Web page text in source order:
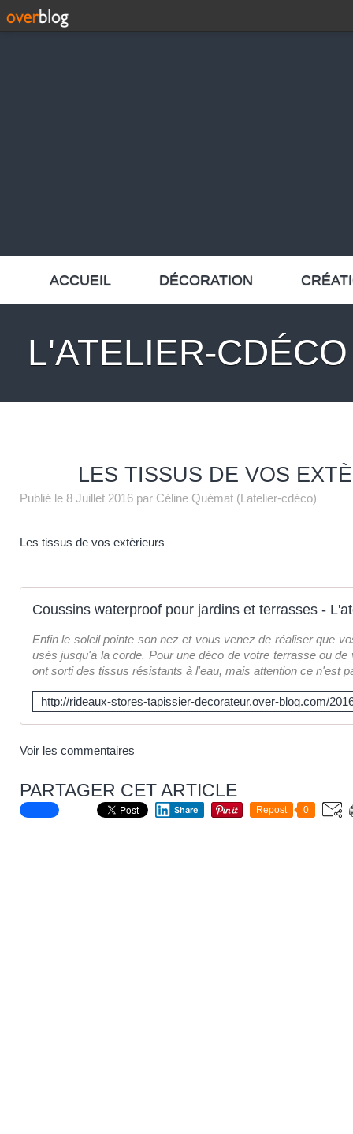
ACCUEIL DÉCORATION
L'ATELIER-CDÉCO
LES TISSUS DE VOS
Publié le 8 Juillet 2016 par Céline Quémat (Latelier-cdéco)
Les tissus de vos extèrieurs
Coussins waterproof pour jardins et terrasses -
Enfin le soleil pointe son nez et vous venez de réaliser que
usés jusqu'à la corde. Pour une déco de votre terrasse ou
ont sorti des tissus résistants à l'eau, mais attention ce n'est
Voir les commentaires
PARTAGER CET ARTICLE
Share Repost 0